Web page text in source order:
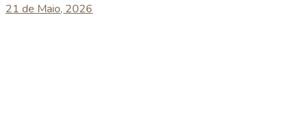
21 de Maio, 2026